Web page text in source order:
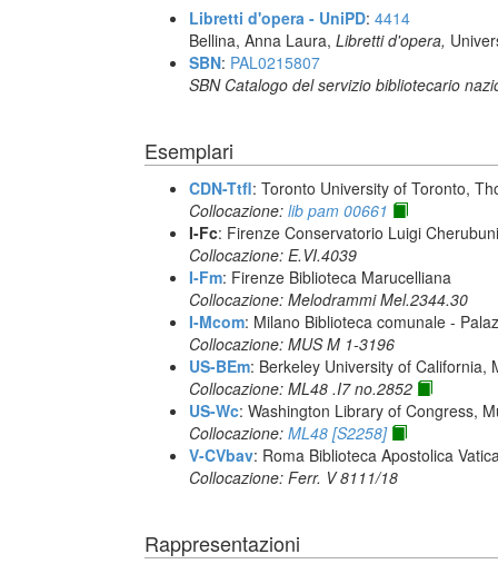
Libretti d'opera - UniPD: 4414
Bellina, Anna Laura, Libretti d'opera,
SBN: PAL0215807
SBN Catalogo del servizio bibliotecario
Esemplari
CDN-Ttfl: Toronto University of Toronto,
Collocazione: lib pam 00661
I-Fc: Firenze Conservatorio Luigi Cherubuni
Collocazione: E.VI.4039
I-Fm: Firenze Biblioteca Marucelliana
Collocazione: Melodrammi Mel.2344.30
I-Mcom: Milano Biblioteca comunale -
Collocazione: MUS M 1-3196
US-BEm: Berkeley University of California,
Collocazione: ML48 .I7 no.2852
US-Wc: Washington Library of Congress,
Collocazione: ML48 [S2258]
V-CVbav: Roma Biblioteca Apostolica
Collocazione: Ferr. V 8111/18
Rappresentazioni